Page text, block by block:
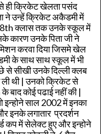
से ही क्रिकेट खेलता पसंद
ने उन्हें क्रिकेट अकैडमी में
8th क्लास तक उनके स्कूल में
कारण उनके पिता जी ने
करवा दिया जिसमे खेल
के साथ साथ स्कूल में भी
से सीखी उनके दिल्ली क्लब
ली थी | उनको क्रिकेट से
बाद कोई पढाई नहीं की |
इन्होने साल 2002 में इनका
इनके लगातार प्रदर्शन
कप में सेलेक्ट हुए और इन्होने